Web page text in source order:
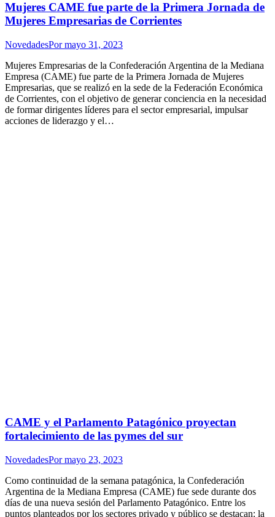
Mujeres CAME fue parte de la Primera Jornada de
Mujeres Empresarias de Corrientes
NovedadesPormayo 31, 2023
Mujeres Empresarias de la Confederación Argentina de la Mediana
Empresa (CAME) fue parte de la Primera Jornada de Mujeres
Empresarias, que se realizó en la sede de la Federación Económica
de Corrientes, con el objetivo de generar conciencia en la necesidad
de formar dirigentes líderes para el sector empresarial, impulsar
acciones de liderazgo y el…
CAME y el Parlamento Patagónico proyectan
fortalecimiento de las pymes del sur
NovedadesPormayo 23, 2023
Como continuidad de la semana patagónica, la Confederación
Argentina de la Mediana Empresa (CAME) fue sede durante dos
días de una nueva sesión del Parlamento Patagónico. Entre los
puntos planteados por los sectores privado y público se destacan: la